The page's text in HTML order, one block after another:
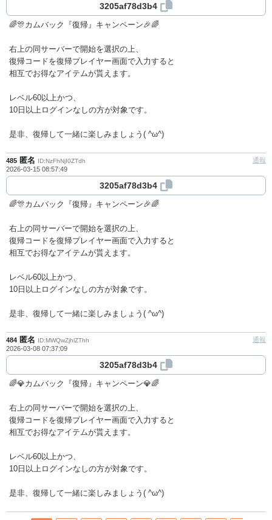
3205af78d3b4
🌈🎊カムバック『復帰』キャンペーン🎉🌈
右上の同サーバーで開始を選択の上、
復帰コードを復帰プレイヤー画面で入力すると
相互でお得なアイテムが貰えます。
レベル60以上かつ、
10日以上ログインなしの方が対象です。
是非、復帰して一緒に楽しみましょう( ^ω^)
485 匿名 ID:NzFhNjI0ZTdh
2026-03-15 08:57:49
通報
3205af78d3b4
🌈🎊カムバック『復帰』キャンペーン🎉🌈
右上の同サーバーで開始を選択の上、
復帰コードを復帰プレイヤー画面で入力すると
相互でお得なアイテムが貰えます。
レベル60以上かつ、
10日以上ログインなしの方が対象です。
是非、復帰して一緒に楽しみましょう( ^ω^)
484 匿名 ID:MWQwZjhlZThh
2026-03-08 07:37:09
通報
3205af78d3b4
🌈💎カムバック『復帰』キャンペーン💎🌈
右上の同サーバーで開始を選択の上、
復帰コードを復帰プレイヤー画面で入力すると
相互でお得なアイテムが貰えます。
レベル60以上かつ、
10日以上ログインなしの方が対象です。
是非、復帰して一緒に楽しみましょう( ^ω^)